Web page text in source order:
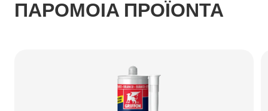
ΠΑΡΟΜΟΙΑ ΠΡΟΪΟΝΤΑ